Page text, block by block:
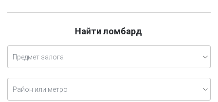
Найти ломбард
Предмет залога
Район или метро